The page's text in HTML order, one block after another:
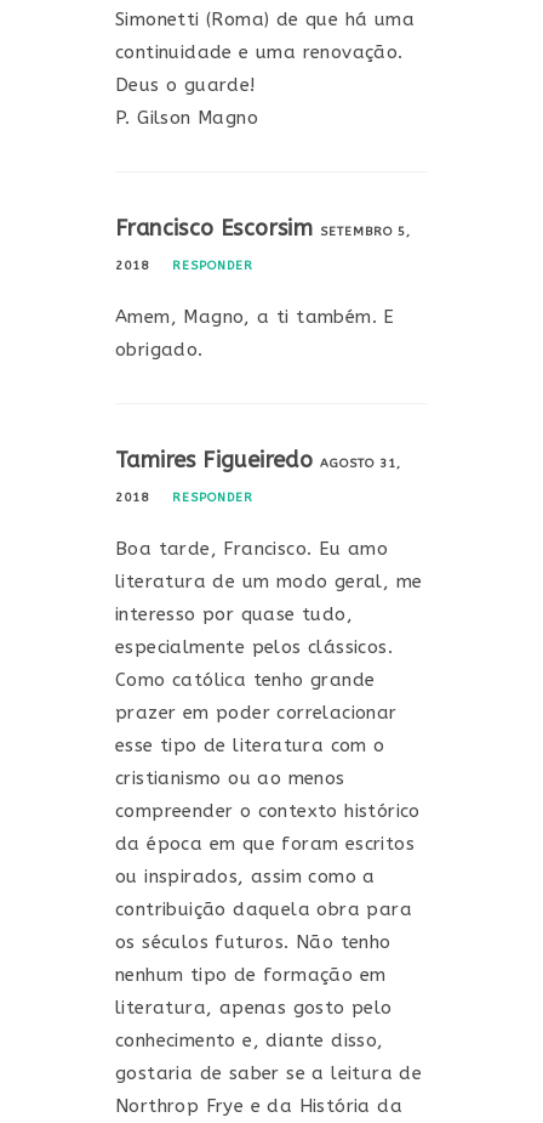
Simonetti (Roma) de que há uma
continuidade e uma renovação.
Deus o guarde!
P. Gilson Magno
Francisco Escorsim SETEMBRO 5,
2018 RESPONDER
Amem, Magno, a ti também. E
obrigado.
Tamires Figueiredo AGOSTO 31,
2018 RESPONDER
Boa tarde, Francisco. Eu amo
literatura de um modo geral, me
interesso por quase tudo,
especialmente pelos clássicos.
Como católica tenho grande
prazer em poder correlacionar
esse tipo de literatura com o
cristianismo ou ao menos
compreender o contexto histórico
da época em que foram escritos
ou inspirados, assim como a
contribuição daquela obra para
os séculos futuros. Não tenho
nenhum tipo de formação em
literatura, apenas gosto pelo
conhecimento e, diante disso,
gostaria de saber se a leitura de
Northrop Frye e da História da